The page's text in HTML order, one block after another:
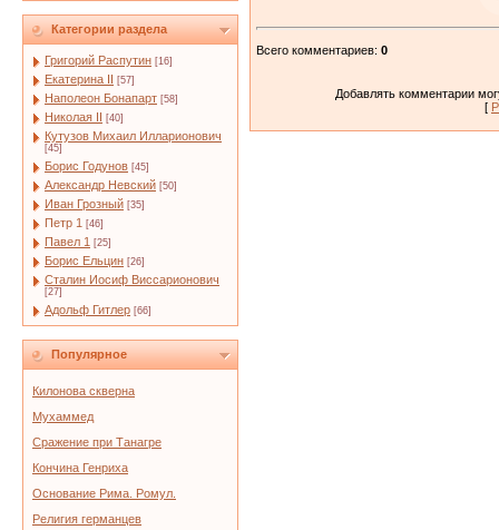
Категории раздела
Григорий Распутин [16]
Екатерина II [57]
Наполеон Бонапарт [58]
Николая II [40]
Кутузов Михаил Илларионович
[45]
Борис Годунов [45]
Александр Невский [50]
Иван Грозный [35]
Петр 1 [46]
Павел 1 [25]
Борис Ельцин [26]
Сталин Иосиф Виссарионович
[27]
Адольф Гитлер [66]
Популярное
Килонова скверна
Мухаммед
Сражение при Танагре
Кончина Генриха
Основание Рима. Ромул.
Религия германцев
Всего комментариев: 0
Добавлять комментарии
[